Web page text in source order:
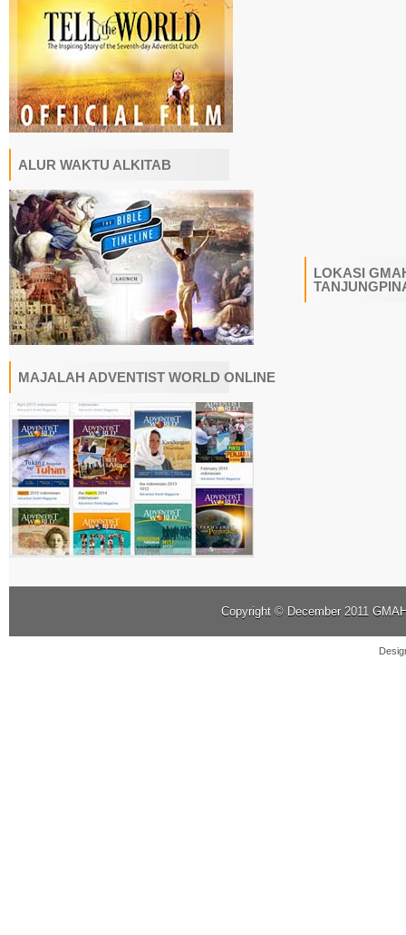
ALUR WAKTU ALKITAB
MAJALAH ADVENTIST WORLD ONLINE
LOKASI
Copyright © December 2011